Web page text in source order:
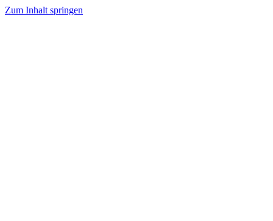
Zum Inhalt springen